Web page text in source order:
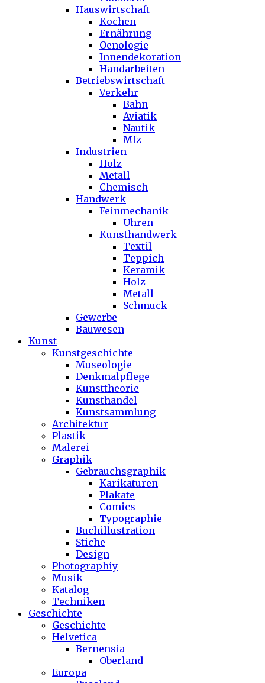
Hauswirtschaft
Kochen
Ernährung
Oenologie
Innendekoration
Handarbeiten
Betriebswirtschaft
Verkehr
Bahn
Aviatik
Nautik
Mfz
Industrien
Holz
Metall
Chemisch
Handwerk
Feinmechanik
Uhren
Kunsthandwerk
Textil
Teppich
Keramik
Holz
Metall
Schmuck
Gewerbe
Bauwesen
Kunst
Kunstgeschichte
Museologie
Denkmalpflege
Kunsttheorie
Kunsthandel
Kunstsammlung
Architektur
Plastik
Malerei
Graphik
Gebrauchsgraphik
Karikaturen
Plakate
Comics
Typographie
Buchillustration
Stiche
Design
Photographiy
Musik
Katalog
Techniken
Geschichte
Geschichte
Helvetica
Bernensia
Oberland
Europa